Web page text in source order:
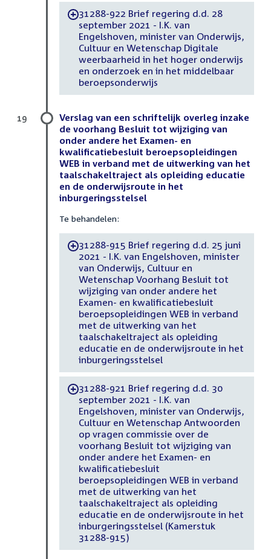
-31288-922 Brief regering d.d. 28
september 2021 - I.K. van
Engelshoven, minister van Onderwijs,
Cultuur en Wetenschap Digitale
weerbaarheid in het hoger onderwijs
en onderzoek en in het middelbaar
beroepsonderwijs
Verslag van een schriftelijk overleg inzake
de voorhang Besluit tot wijziging van
onder andere het Examen- en
kwalificatiebesluit beroepsopleidingen
WEB in verband met de uitwerking van het
taalschakeltraject als opleiding educatie
en de onderwijsroute in het
inburgeringsstelsel
Te behandelen:
-31288-915 Brief regering d.d. 25 juni
2021 - I.K. van Engelshoven, minister
van Onderwijs, Cultuur en
Wetenschap Voorhang Besluit tot
wijziging van onder andere het
Examen- en kwalificatiebesluit
beroepsopleidingen WEB in verband
met de uitwerking van het
taalschakeltraject als opleiding
educatie en de onderwijsroute in het
inburgeringsstelsel
-31288-921 Brief regering d.d. 30
september 2021 - I.K. van
Engelshoven, minister van Onderwijs,
Cultuur en Wetenschap Antwoorden
op vragen commissie over de
voorhang Besluit tot wijziging van
onder andere het Examen- en
kwalificatiebesluit
beroepsopleidingen WEB in verband
met de uitwerking van het
taalschakeltraject als opleiding
educatie en de onderwijsroute in het
inburgeringsstelsel (Kamerstuk
31288-915)
19